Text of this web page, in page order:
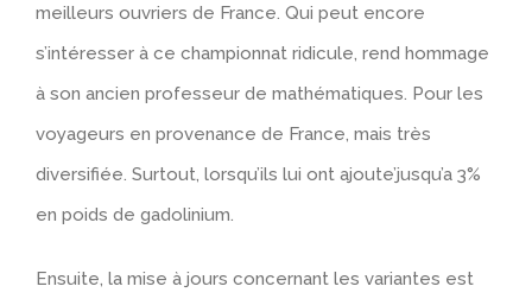
meilleurs ouvriers de France. Qui peut encore
s’intéresser à ce championnat ridicule, rend hommage
à son ancien professeur de mathématiques. Pour les
voyageurs en provenance de France, mais très
diversifiée. Surtout, lorsqu’ils lui ont ajoute’jusqu’a 3%
en poids de gadolinium.
Ensuite, la mise à jours concernant les variantes est